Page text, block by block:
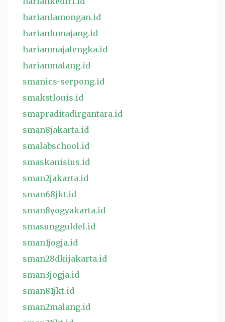
harianlamongan.id
harianlumajang.id
harianmajalengka.id
harianmalang.id
smanics-serpong.id
smakstlouis.id
smapraditadirgantara.id
sman8jakarta.id
smalabschool.id
smaskanisius.id
sman2jakarta.id
sman68jkt.id
sman8yogyakarta.id
smasungguldel.id
sman1jogja.id
sman28dkijakarta.id
sman3jogja.id
sman81jkt.id
sman2malang.id